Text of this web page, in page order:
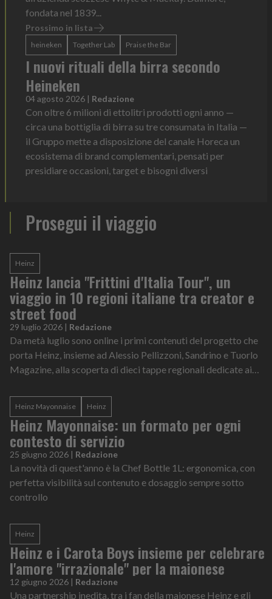
fondata nel 1839...
Prossimo in lista
heineken Together Lab Praise the Bar
I nuovi rituali della birra secondo
Heineken
04 agosto 2026 | Redazione
Con oltre 6 milioni di ettolitri prodotti ogni anno —
circa una bottiglia di birra su tre consumata in Italia —
il Gruppo mette a disposizione del canale Horeca un
ecosistema di brand complementari, pensati per
presidiare occasioni, target e bisogni diversi
Prosegui il viaggio
Heinz
Heinz lancia "Frittini d'Italia Tour", un
viaggio in 10 regioni italiane tra creator e
street food
29 luglio 2026 | Redazione
Da metà luglio sono online i primi contenuti del progetto che
porta Heinz, insieme ad Alessio Pellizzoni, Sandrino e Tuorlo
Magazine, alla scoperta di dieci tappe regionali dedicate ai
Heinz Mayonnaise Heinz
Heinz Mayonnaise: un formato per ogni
contesto di servizio
25 giugno 2026 | Redazione
La novità di quest'anno è la Chef Bottle 1L: ergonomica, con
perfetta visibilità sul contenuto e dosaggio sempre sotto
controllo
Heinz
Heinz e i Carota Boys insieme per celebrare
l'amore "irrazionale" per la maionese
12 giugno 2026 | Redazione
Una partnership inedita, tra i fan della maionese Heinz e gli